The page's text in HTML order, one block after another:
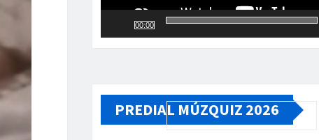
00:00
PREDIAL MÚZQUIZ 2026